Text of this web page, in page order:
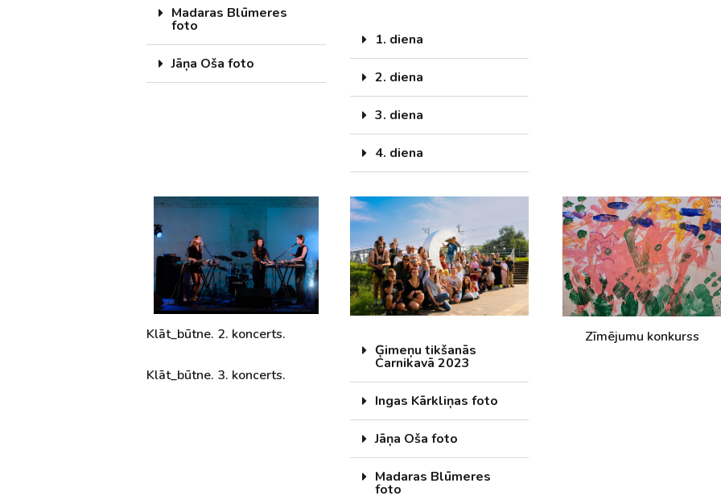
Madaras Blūmeres
foto
Jāņa Oša foto
1. diena
2. diena
3. diena
4. diena
Klāt_būtne. 2. koncerts.
Klāt_būtne. 3. koncerts.
Ģimeņu tikšanās
Carnikavā 2023
Ingas Kārkliņas foto
Jāņa Oša foto
Madaras Blūmeres
foto
Zīmējumu konkurss